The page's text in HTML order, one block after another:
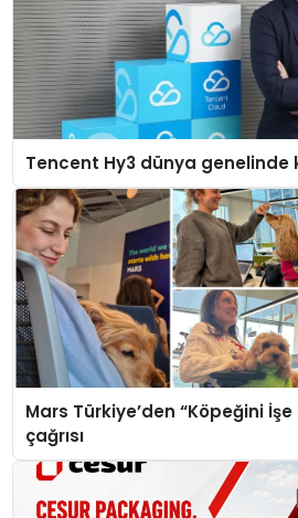
Tencent Hy3 dünya genelinde
Mars Türkiye’den “Köpeğini
çağrısı